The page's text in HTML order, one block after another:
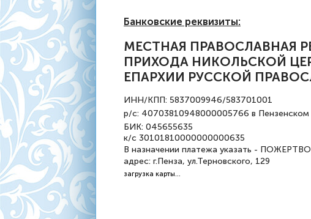
Банковские реквизиты:
МЕСТНАЯ ПРАВОСЛАВНАЯ
ПРИХОДА НИКОЛЬСКОЙ
ЕПАРХИИ РУССКОЙ
ИНН/КПП: 5837009946/583701001
р/с: 40703810948000005766 в
БИК: 045655635
к/с 30101810000000000635
В назначении платежа указать -
адрес: г.Пенза, ул.Терновского, 129
загрузка карты...